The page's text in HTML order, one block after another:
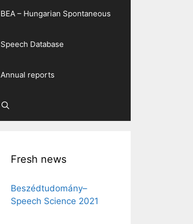
BEA – Hungarian Spontaneous
Speech Database
Annual reports
Fresh news
Beszédtudomány–
Speech Science 2021